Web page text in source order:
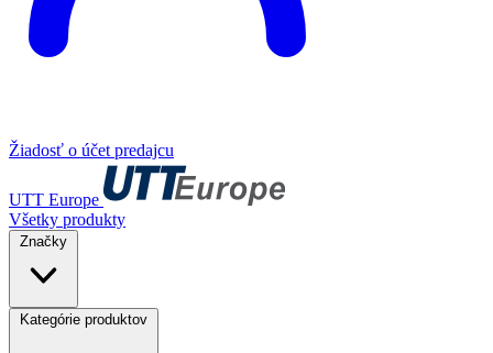
Žiadosť o účet predajcu
UTT Europe
Všetky produkty
Značky
Kategórie produktov